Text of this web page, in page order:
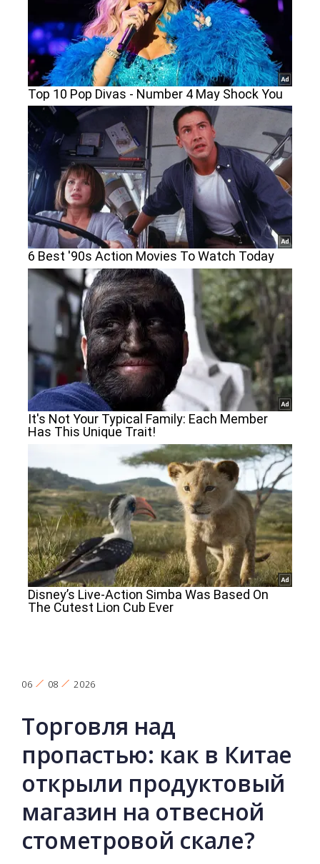
06 08 2026
Торговля над
пропастью: как в Китае
открыли продуктовый
магазин на отвесной
стометровой скале?